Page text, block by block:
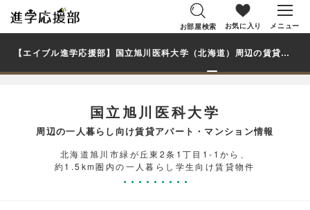
お部屋検索 お気に入り メニュー
【エイブル進学応援部】国立旭川医科大学（北海道）周辺の賃貸を探す｜学生・大学生の一人暮らし向け賃貸マンション・アパート
国立旭川医科大学
周辺の一人暮らし向け賃貸アパート・マンション情報
北海道旭川市緑が丘東2条1丁目1-1から、
約1.5km圏内の一人暮らし学生向け賃貸物件